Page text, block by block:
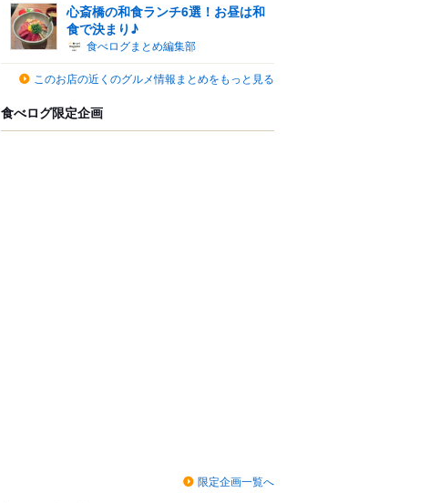
心斎橋の和食ランチ6選！お昼は和
食で決まり♪
食べログまとめ編集部
このお店の近くのグルメ情報まとめをもっと見る
食べログ限定企画
限定企画一覧へ